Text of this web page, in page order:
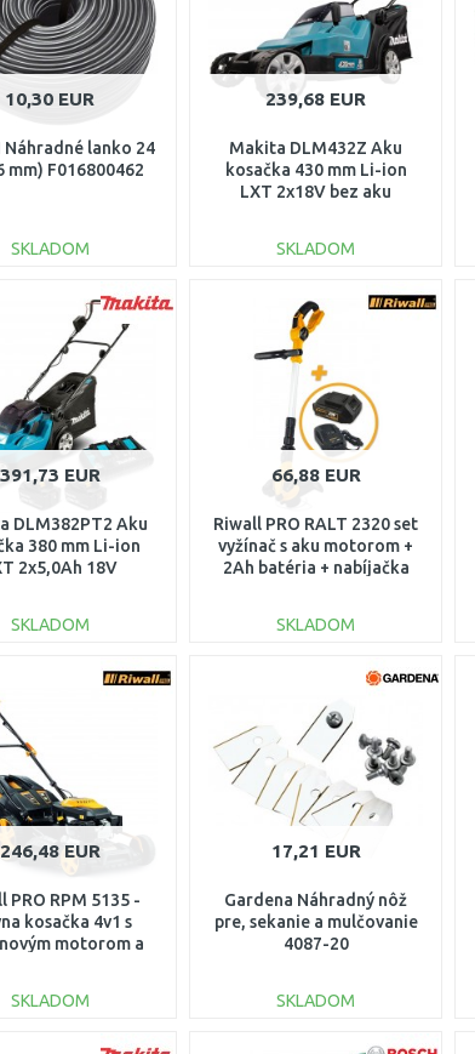
10,30 EUR
Náhradné lanko 24
mm) F016800462
SKLADOM
DO KOŠÍKA
Porovnať
239,68 EUR
Makita DLM432Z Aku
kosačka 430 mm Li-ion
LXT 2x18V bez aku
SKLADOM
DO KOŠÍKA
Porovnať
391,73 EUR
DLM382PT2 Aku
380 mm Li-ion
2x5,0Ah 18V
SKLADOM
DO KOŠÍKA
66,88 EUR
Riwall PRO RALT 2320 set
vyžínač s aku motorom +
2Ah batéria + nabíjačka
SKLADOM
DO KOŠÍKA
Porovnať
246,48 EUR
PRO RPM 5135 -
kosačka 4v1 s
motorom a
SKLADOM
17,21 EUR
Gardena Náhradný nôž
pre, sekanie a mulčovanie
4087-20
SKLADOM